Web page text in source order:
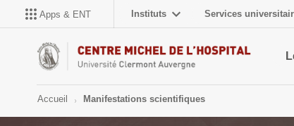
Apps & ENT Instituts Services
Accueil Manifestations scientifiques